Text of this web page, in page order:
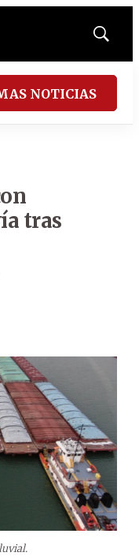
Mostrar
NOTICIAS
tras